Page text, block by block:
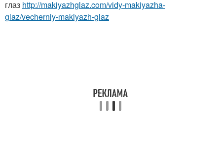
глаз http://makiyazhglaz.com/vidy-makiyazha-
glaz/vecherniy-makiyazh-glaz